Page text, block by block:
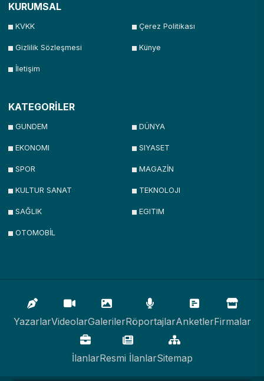
KURUMSAL
KVKK Çerez Politikası
Gizlilik Sözleşmesi Künye
İletişim
KATEGORİLER
GUNDEM DÜNYA
EKONOMI SIYASET
SPOR MAGAZİN
KULTUR SANAT TEKNOLOJI
SAĞLIK EGITIM
OTOMOBİL
YazarlarVideolarGalerilerRöportajlarAnketlerFirmalar
İlanlarResmi İlanlarSitemap